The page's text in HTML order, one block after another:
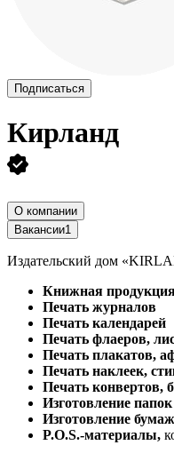
Подписаться
Кирланд
О компании
Вакансии1
Издательский дом
Книжная
Печать журналов
Печать календарей
Печать флаеров,
Печать плакатов,
Печать наклеек,
Печать конвертов,
Изготовление папок
Изготовление
P.O.S.-материалы,